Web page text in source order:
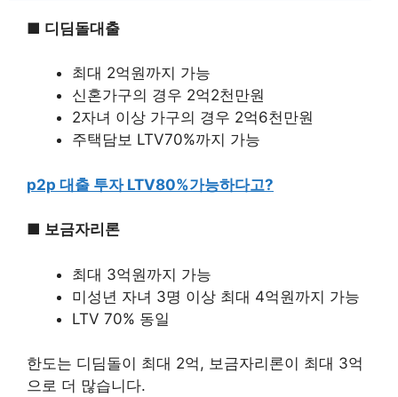
■ 디딤돌대출
최대 2억원까지 가능
신혼가구의 경우 2억2천만원
2자녀 이상 가구의 경우 2억6천만원
주택담보 LTV70%까지 가능
p2p 대출 투자 LTV80%가능하다고?
■ 보금자리론
최대 3억원까지 가능
미성년 자녀 3명 이상 최대 4억원까지 가능
LTV 70% 동일
한도는 디딤돌이 최대 2억, 보금자리론이 최대 3억
으로 더 많습니다.